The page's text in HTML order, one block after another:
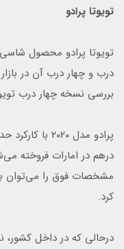
تویوتا پرادو
تویوتا پرادو محصول
درب و چهار درب آن در
بررسی نسخه چهار درب
درهم در امارات فروخته
کرد.